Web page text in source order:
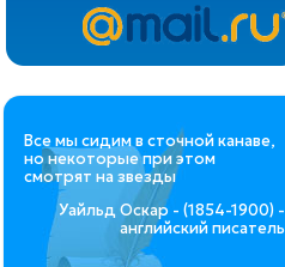
Все мы сидим в сточной канаве,
но некоторые при этом
смотрят на звезды
Уайльд Оскар - (1854-1900) -
английский писатель